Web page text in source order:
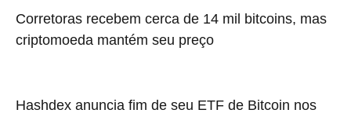
Corretoras recebem cerca de 14 mil bitcoins, mas
criptomoeda mantém seu preço
Hashdex anuncia fim de seu ETF de Bitcoin nos